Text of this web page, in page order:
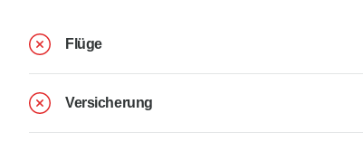
Flüge
Versicherung